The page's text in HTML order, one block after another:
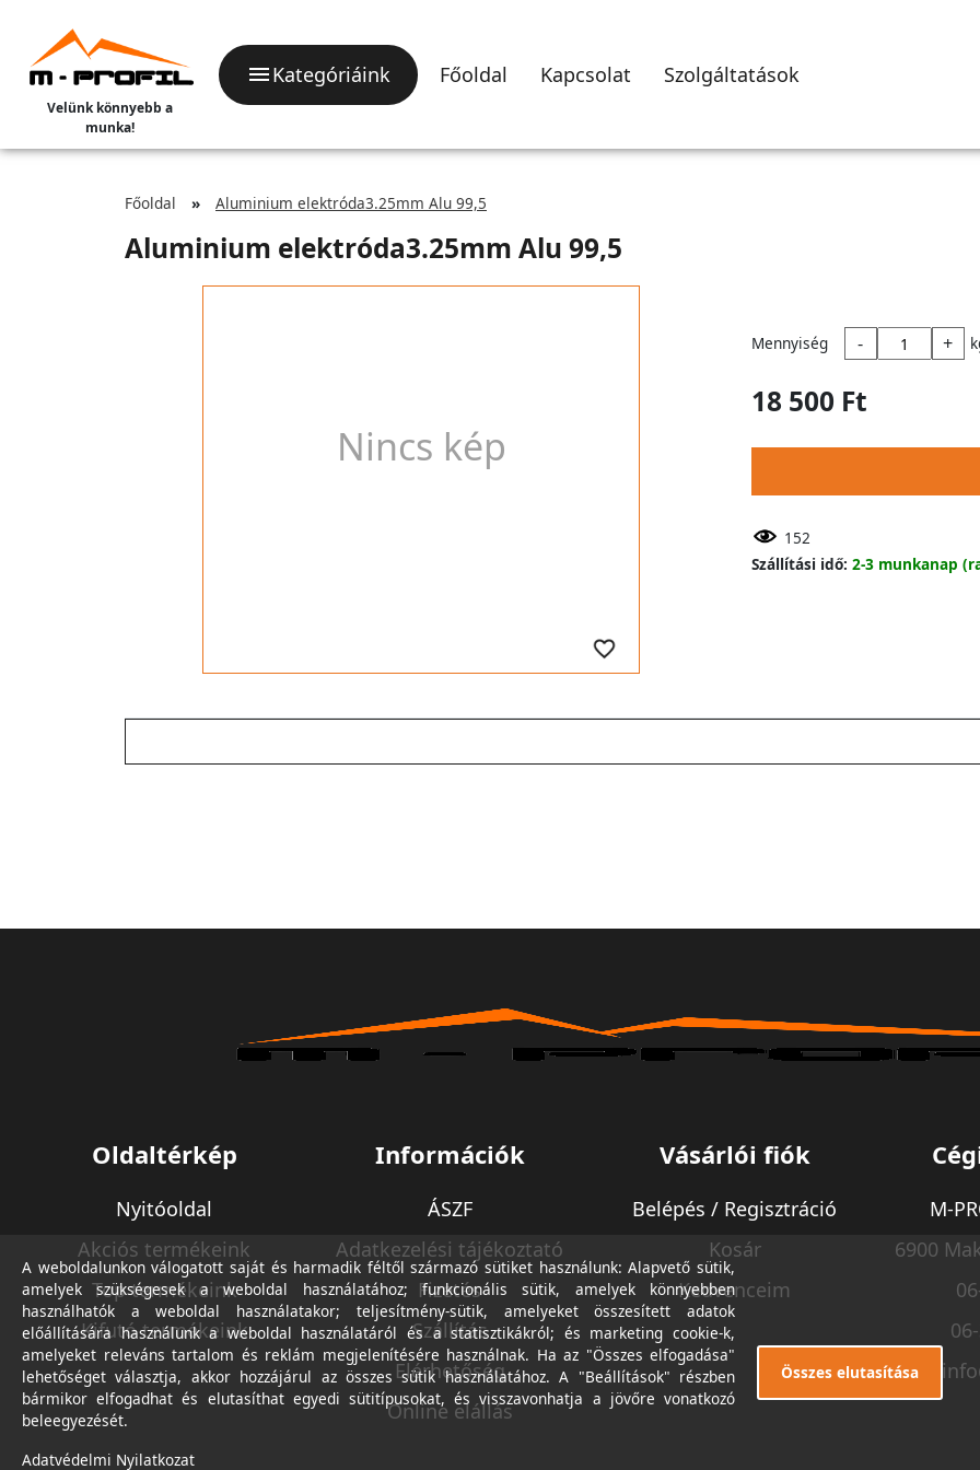
Velünk könnyebb a
munka!
Kategóriáink Főoldal Kapcsolat Szolgáltatások
Főoldal Aluminium elektróda3.25mm Alu 99,5
Aluminium elektróda3.25mm Alu 99,5
Nincs kép
Mennyiség - +
18 500 Ft
152
Szállítási idő: 2-3 munkanap
Oldaltérkép
Nyitóoldal
Akciós termékeink
Top termékeink
Kifutó termékeink
Információk
ÁSZF
Adatkezelési tájékoztató
Fizetés
Szállítás
Elérhetőség
Online elállás
Vásárlói fiók
Belépés / Regisztráció
Kosár
Kedvenceim
M-
6900
A weboldalunkon válogatott saját és harmadik féltől származó sütiket használunk: Alapvető sütik,
amelyek szükségesek a weboldal használatához; funkcionális sütik, amelyek könnyebben
használhatók a weboldal használatakor; teljesítmény-sütik, amelyeket összesített adatok
előállítására használunk a weboldal használatáról és a statisztikákról; és marketing cookie-k,
amelyeket releváns tartalom és reklám megjelenítésére használnak. Ha az "Összes elfogadása"
lehetőséget választja, akkor hozzájárul az összes sütik használatához. A "Beállítások" részben
bármikor elfogadhat és elutasíthat egyedi sütitípusokat, és visszavonhatja a jövőre vonatkozó
beleegyezését.
Adatvédelmi Nyilatkozat
Összes elutasítása